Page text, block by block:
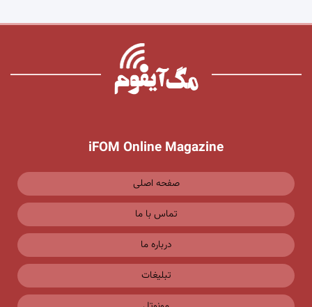
iFOM Online Magazine
صفحه اصلی
تماس با ما
درباره ما
تبلیغات